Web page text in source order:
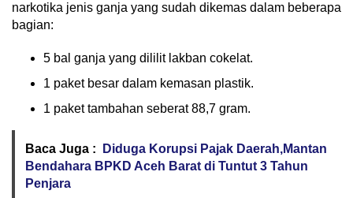
narkotika jenis ganja yang sudah dikemas dalam beberapa
bagian:
5 bal ganja yang dililit lakban cokelat.
1 paket besar dalam kemasan plastik.
1 paket tambahan seberat 88,7 gram.
Baca Juga :
Diduga Korupsi Pajak Daerah,Mantan
Bendahara BPKD Aceh Barat di Tuntut 3 Tahun
Penjara